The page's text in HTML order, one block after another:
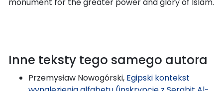
Inne teksty tego samego autora
Przemysław Nowogórski, Egipski kontekst